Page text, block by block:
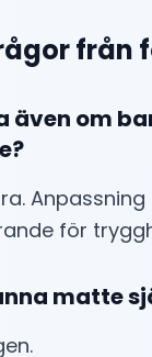
från
även om
för
matte